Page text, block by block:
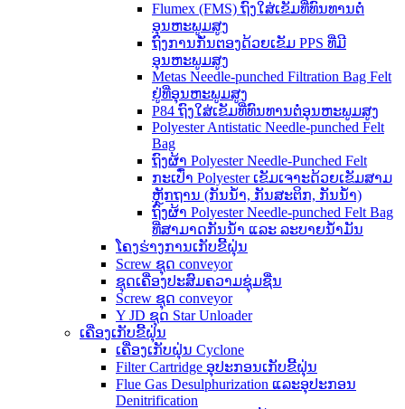
Flumex (FMS) ຖົງໃສ່ເຂັມທີ່ທົນທານຕໍ່
ອຸນຫະພູມສູງ
ຖົງການກັ່ນຕອງດ້ວຍເຂັມ PPS ທີ່ມີ
ອຸນຫະພູມສູງ
Metas Needle-punched Filtration Bag Felt
ຢູ່ທີ່ອຸນຫະພູມສູງ
P84 ຖົງໃສ່ເຂັມທີ່ທົນທານຕໍ່ອຸນຫະພູມສູງ
Polyester Antistatic Needle-punched Felt
Bag
ຖົງຜ້າ Polyester Needle-Punched Felt
ກະເປົ໋າ Polyester ເຂັມເຈາະດ້ວຍເຂັມສາມ
ຫຼັກຖານ (ກັນນໍ້າ, ກັນສະຕິກ, ກັນນໍ້າ)
ຖົງຜ້າ Polyester Needle-punched Felt Bag
ທີ່ສາມາດກັນນໍ້າ ແລະ ລະບາຍນໍ້າມັນ
ໂຄງຮ່າງການເກັບຂີ້ຝຸ່ນ
Screw ຊຸດ conveyor
ຊຸດເຄື່ອງປະສົມຄວາມຊຸ່ມຊື່ນ
Screw ຊຸດ conveyor
Y JD ຊຸດ Star Unloader
ເຄື່ອງເກັບຂີ້ຝຸ່ນ
ເຄື່ອງເກັບຝຸ່ນ Cyclone
Filter Cartridge ອຸປະກອນເກັບຂີ້ຝຸ່ນ
Flue Gas Desulphurization ແລະອຸປະກອນ
Denitrification